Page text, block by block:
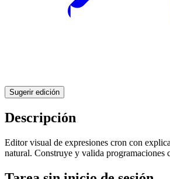
Sugerir edición
Descripción
Editor visual de expresiones cron con
natural. Construye y valida programaciones